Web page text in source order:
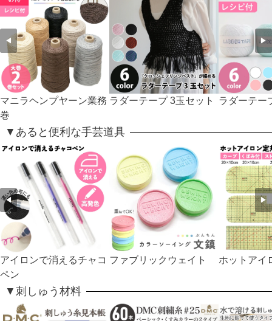
◀
マニラヘンプヤーン業務
巻
ラダーテープ 3玉セット ラダーテー
▶
▼あると便利な手芸道具
◀
アイロンで消えるチャコ
ペン
ファブリックウェイト ホットアイ
▶
▼刺しゅう材料